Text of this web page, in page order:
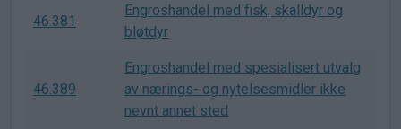
46.381
Engroshandel med fisk, skalldyr og
bløtdyr
46.389
Engroshandel med spesialisert utvalg
av nærings- og nytelsesmidler ikke
nevnt annet sted